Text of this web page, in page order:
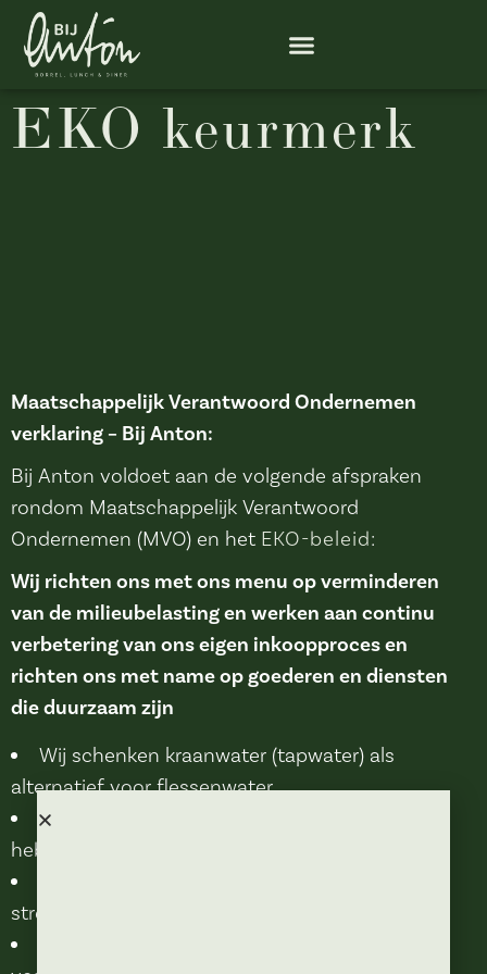
EKO keurmerk
Maatschappelijk Verantwoord Ondernemen
verklaring – Bij Anton:
Bij Anton voldoet aan de volgende afspraken
rondom Maatschappelijk Verantwoord
Ondernemen (MVO) en het EKO-beleid:
Wij richten ons met ons menu op verminderen
van de milieubelasting en werken aan continu
verbetering van ons eigen inkoopproces en
richten ons met name op goederen en diensten
die duurzaam zijn
Wij schenken kraanwater (tapwater) als
alternatief voor flessenwater
Bij het serveren van drankjes met rietjes
hebben we recyclebare rietjes
streek/regio